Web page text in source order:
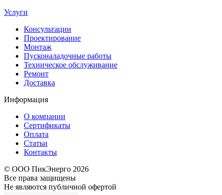
Услуги
Консультации
Проектирование
Монтаж
Пусконаладочные работы
Техническое обслуживание
Ремонт
Доставка
Информация
О компании
Сертификаты
Оплата
Статьи
Контакты
© ООО ПикЭнерго 2026
Все права защищены
Не являются публичной офертой